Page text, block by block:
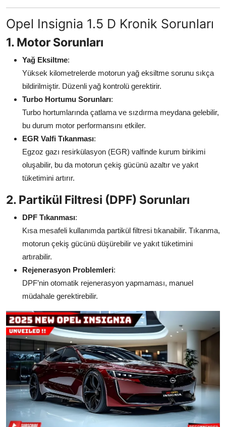
Aydınlatma & Görüş
Şanzıman & Aktarma
Dizel Sistemler
Multimedya & Elektronik
Opel Insignia 1.5 D Kronik Sorunları
1. Motor Sorunları
Yağ Eksiltme:
Yüksek kilometrelerde motorun yağ eksiltme sorunu sıkça
bildirilmiştir. Düzenli yağ kontrolü gerektirir.
Turbo Hortumu Sorunları:
Turbo hortumlarında çatlama ve sızdırma meydana gelebilir,
bu durum motor performansını etkiler.
EGR Valfi Tıkanması:
Egzoz gazı resirkülasyon (EGR) valfinde kurum birikimi
oluşabilir, bu da motorun çekiş gücünü azaltır ve yakıt
tüketimini artırır.
2. Partikül Filtresi (DPF) Sorunları
DPF Tıkanması:
Kısa mesafeli kullanımda partikül filtresi tıkanabilir. Tıkanma,
motorun çekiş gücünü düşürebilir ve yakıt tüketimini
artırabilir.
Rejenerasyon Problemleri:
DPF’nin otomatik rejenerasyon yapmaması, manuel
müdahale gerektirebilir.